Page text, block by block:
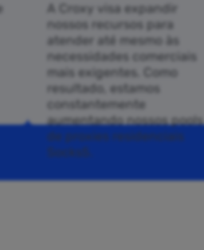
A Croxy visa expandir
nossos recursos para
atender até mesmo às
necessidades comerciais
mais exigentes. Como
resultado, estamos
constantemente
aumentando nossos pools
de proxies residenciais
Socks5.